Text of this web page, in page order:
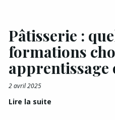
Pâtisserie :
formations
apprentissage
2 avril 2025
Lire la suite